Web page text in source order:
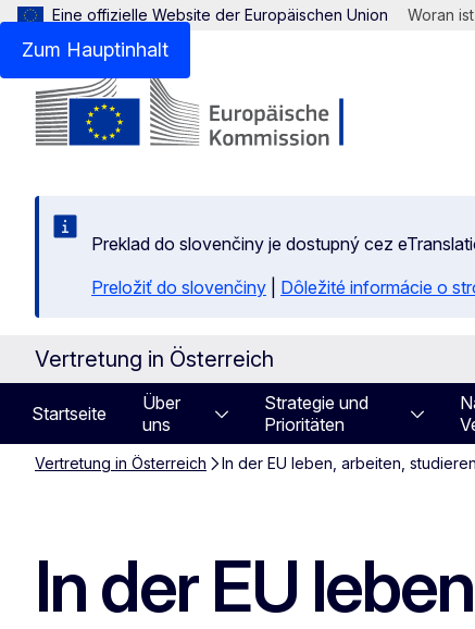
Zum Hauptinhalt
Eine offizielle Website der Europäischen Union Woran
Preklad do slovenčiny je dostupný cez
Preložiť do slovenčiny
Dôležité informácie o
Vertretung in Österreich
Startseite
Über
uns
Strategie und
Prioritäten
Vertretung in Österreich In der EU leben, arbeiten, studieren
In der EU